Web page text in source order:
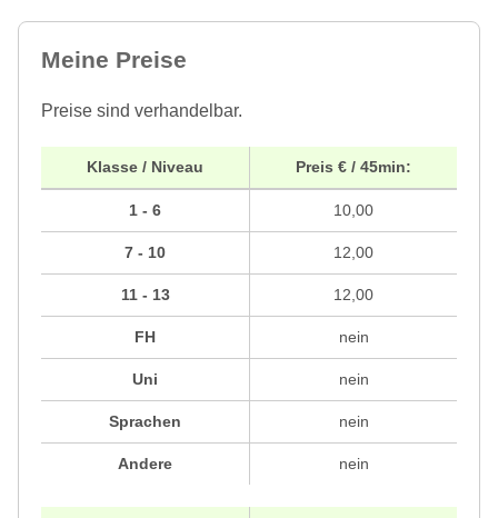
Meine Preise
Preise sind verhandelbar.
Klasse / Niveau
1 - 6
7 - 10
11 - 13
FH
Uni
Sprachen
Andere
Preis € / 45min:
10,00
12,00
12,00
nein
nein
nein
nein